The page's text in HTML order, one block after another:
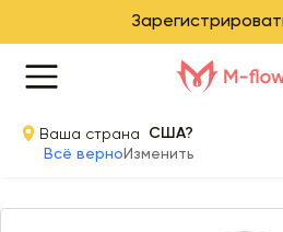
Ваша страна
США?
Всё верно Изменить